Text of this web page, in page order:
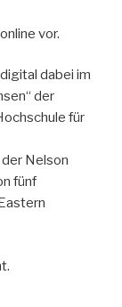
vor.
dabei im
der
für
Nelson
fünf